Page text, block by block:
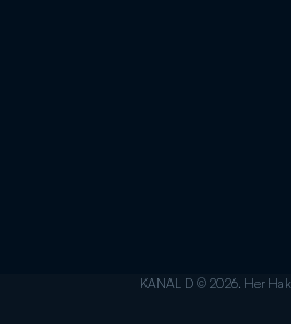
KANAL D © 2026. Her